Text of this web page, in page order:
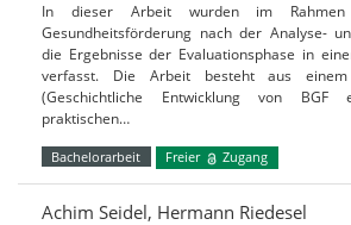
In dieser Arbeit wurden im Rahmen
Gesundheitsförderung nach der Analyse-
die Ergebnisse der Evaluationsphase in
verfasst. Die Arbeit besteht aus einem
(Geschichtliche Entwicklung von
praktischen…
Bachelorarbeit Freier Zugang
Achim Seidel, Hermann Riedesel